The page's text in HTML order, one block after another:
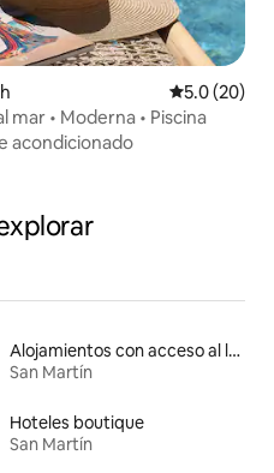
Calificación
5.0 (20)
mar • Moderna • Piscina
acondicionado
Alojamientos con acceso al lago
San Martín
Hoteles boutique
San Martín